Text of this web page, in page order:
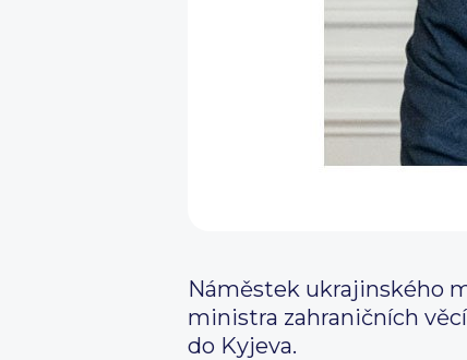
Náměstek ukrajinského
ministra zahraničních
do Kyjeva.